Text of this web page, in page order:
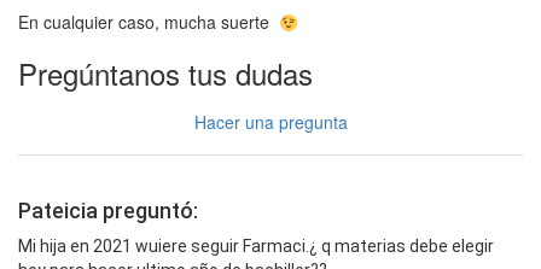
En cualquier caso, mucha suerte
Pregúntanos tus dudas
Hacer una pregunta
Pateicia preguntó:
Mi hija en 2021 wuiere seguir Farmaci.¿ q materias debe elegir